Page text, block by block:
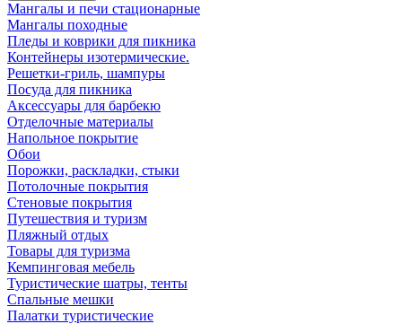
Мангалы и печи стационарные
Мангалы походные
Пледы и коврики для пикника
Контейнеры изотермические.
Решетки-гриль, шампуры
Посуда для пикника
Аксессуары для барбекю
Отделочные материалы
Напольное покрытие
Обои
Порожки, раскладки, стыки
Потолочные покрытия
Стеновые покрытия
Путешествия и туризм
Пляжный отдых
Товары для туризма
Кемпинговая мебель
Туристические шатры, тенты
Спальные мешки
Палатки туристические